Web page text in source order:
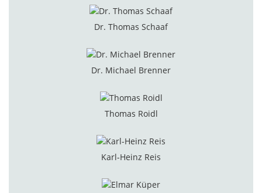
Dr. Thomas Schaaf
Dr. Michael Brenner
Thomas Roidl
Karl-Heinz Reis